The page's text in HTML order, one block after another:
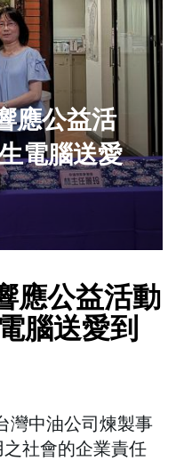
應公益活
電腦送愛
應公益活動
腦送愛到
灣中油公司煉製事
社會的企業責任